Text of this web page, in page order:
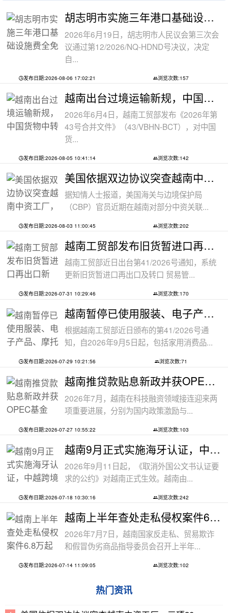
胡志明市实施三年港口基础设施费全免政
2026年6月19日，胡志明市人民议会第三次会
议通过第12/2026/NQ-HDND号决议，决定
自...
发布日期:2026-08-06 17:02:21 浏览次数:157
越南出台过境运输新规，中国货物中转通
2026年6月4日，越南工贸部发布《2026年第
43号合并文件》（43/VBHN-BCT），对中国
货...
发布日期:2026-08-05 10:41:14 浏览次数:142
美国依据双边协议突查越南中资工厂，三
据知情人士报道，美国海关与边境保护局
（CBP）官员近期在越南对部分中资关联...
发布日期:2026-08-03 11:00:45 浏览次数:202
越南工贸部发布旧货暂进口再出口新规：
越南工贸部近日出台第41/2026号通知，系统
更新旧货暂进口再出口及转口 贸易管...
发布日期:2026-07-31 10:29:46 浏览次数:170
越南暂停已使用服装、电子产品、摩托车
根据越南工贸部近日颁布的第41/2026号通
知，自2026年9月5日起，包括家用消费品...
发布日期:2026-07-29 10:21:56 浏览次数:71
越南推贷款贴息新政并获OPEC基金5000万美
2026年7月，越南在科技融资领域接连迎来两
项重要进展，分别为国内政策激励与...
发布日期:2026-07-27 10:55:22 浏览次数:103
越南9月正式实施海牙认证，中越跨境文件
2026年9月11日起，《取消外国公文书认证要
求的公约》对越南正式生效。越南由...
发布日期:2026-07-18 10:30:16 浏览次数:242
越南上半年查处走私侵权案件6.8万起
2026年7月7日，越南国家反走私、贸易欺诈
和假冒伪劣商品指导委员会召开上半年...
发布日期:2026-07-14 11:09:05 浏览次数:102
热门资讯